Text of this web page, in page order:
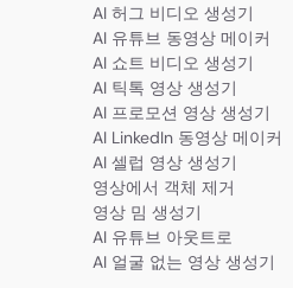
AI 허그 비디오 생성기
AI 유튜브 동영상 메이커
AI 쇼트 비디오 생성기
AI 틱톡 영상 생성기
AI 프로모션 영상 생성기
AI LinkedIn 동영상 메이커
AI 셀럽 영상 생성기
영상에서 객체 제거
영상 밈 생성기
AI 유튜브 아웃트로
AI 얼굴 없는 영상 생성기